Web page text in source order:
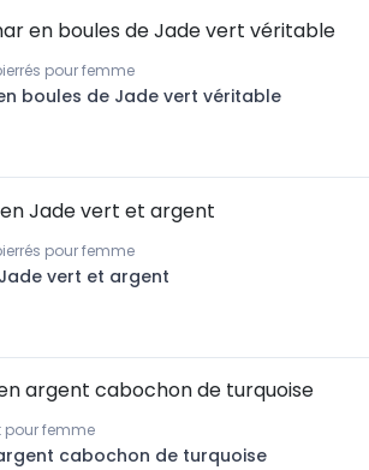
pour femme
boules de Jade vert véritable
pour femme
vert et argent
pour femme
cabochon de turquoise